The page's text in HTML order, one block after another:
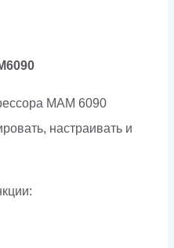
МАМ 6090
настраивать и